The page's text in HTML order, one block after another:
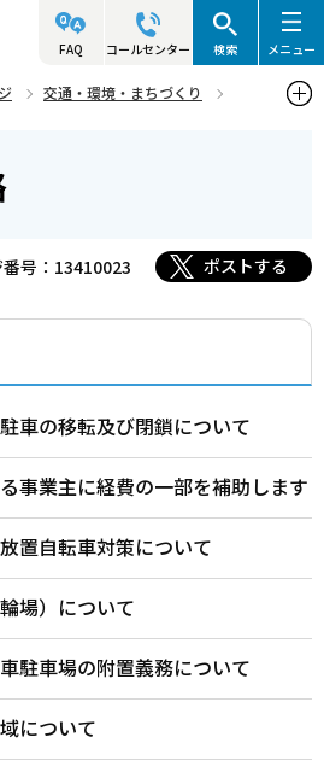
FAQ コールセンター 検索 メニュー
交通・環境・まちづくり
号：13410023 ポストする
車の移転及び閉鎖について
事業主に経費の一部を補助します
置自転車対策について
場）について
駐車場の附置義務について
について